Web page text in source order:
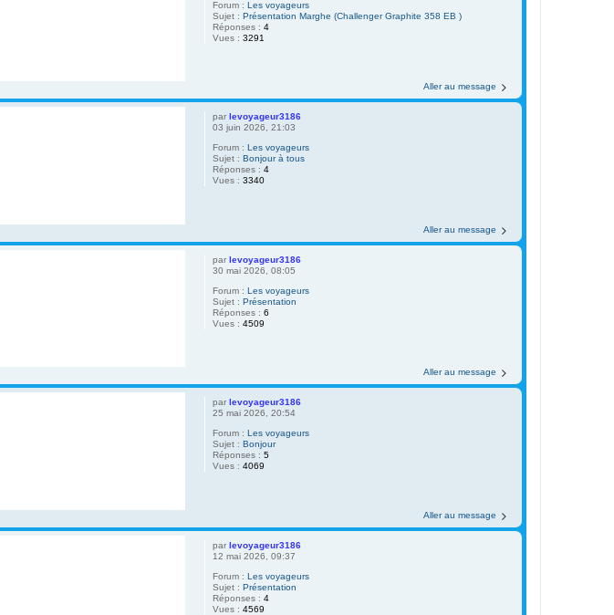
Forum :Les voyageurs
Sujet :Présentation Marghe (Challenger Graphite 358 EB )
Réponses :4
Vues :3291
Aller au message
parlevoyageur3186
03 juin 2026, 21:03
Forum :Les voyageurs
Sujet :Bonjour à tous
Réponses :4
Vues :3340
Aller au message
parlevoyageur3186
30 mai 2026, 08:05
Forum :Les voyageurs
Sujet :Présentation
Réponses :6
Vues :4509
Aller au message
parlevoyageur3186
25 mai 2026, 20:54
Forum :Les voyageurs
Sujet :Bonjour
Réponses :5
Vues :4069
Aller au message
parlevoyageur3186
12 mai 2026, 09:37
Forum :Les voyageurs
Sujet :Présentation
Réponses :4
Vues :4569